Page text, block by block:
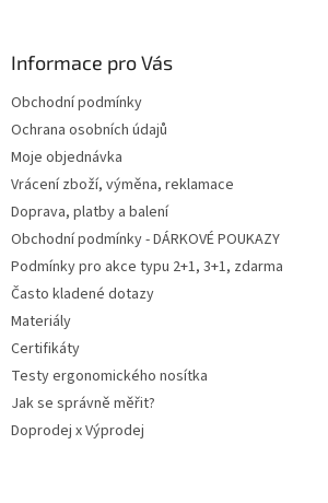
ý
p
i
Informace pro Vás
Obchodní podmínky
Ochrana osobních údajů
Moje objednávka
Vrácení zboží, výměna, reklamace
Doprava, platby a balení
Obchodní podmínky - DÁRKOVÉ POUKAZY
Podmínky pro akce typu 2+1, 3+1, zdarma
Často kladené dotazy
Materiály
Certifikáty
Testy ergonomického nosítka
Jak se správně měřit?
Doprodej x Výprodej